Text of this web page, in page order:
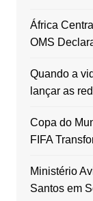
África
OMS
Quando a
lançar as
Copa do
FIFA
Ministério
Santos em